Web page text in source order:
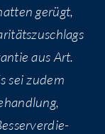
gerügt,
aus Art.
sei zudem